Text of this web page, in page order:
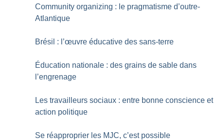
Community organizing : le pragmatisme d’outre-
Atlantique
Brésil : l’œuvre éducative des sans-terre
Éducation nationale : des grains de sable dans
l’engrenage
Les travailleurs sociaux : entre bonne conscience et
action politique
Se réapproprier les MJC, c’est possible